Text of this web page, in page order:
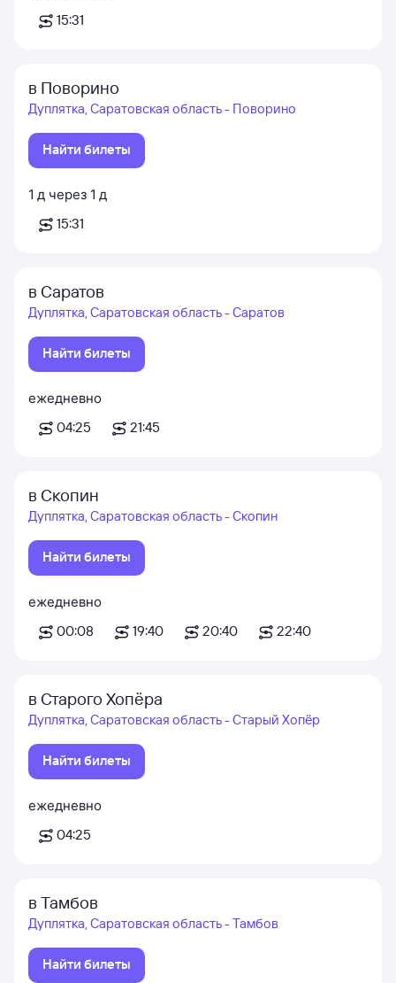
15:31
в Поворино
Дуплятка, Саратовская область - Поворино
Найти билеты
1 д через 1 д
15:31
в Саратов
Дуплятка, Саратовская область - Саратов
Найти билеты
ежедневно
04:25
21:45
в Скопин
Дуплятка, Саратовская область - Скопин
Найти билеты
ежедневно
00:08
19:40 20:40 22:40
в Старого Хопёра
Дуплятка, Саратовская область - Старый Хопёр
Найти билеты
ежедневно
04:25
в Тамбов
Дуплятка, Саратовская область - Тамбов
Найти билеты